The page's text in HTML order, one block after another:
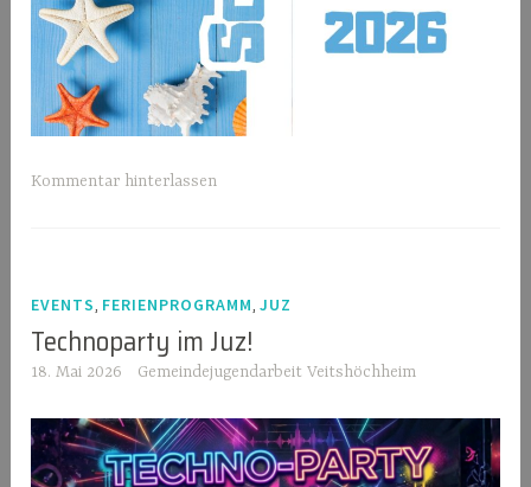
Kommentar hinterlassen
EVENTS, FERIENPROGRAMM,JUZ
Technoparty im Juz!
18. Mai 2026 Gemeindejugendarbeit Veitshöchheim